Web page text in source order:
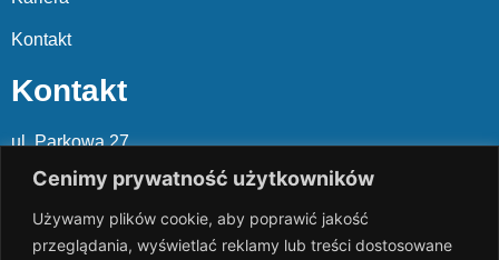
Cenimy prywatność użytkowników
Używamy plików cookie, aby poprawić jakość
przeglądania, wyświetlać reklamy lub treści dostosowane
Kontakt
Kontakt
ul. Parkowa 27
05-120 Legionowo
Mail: slalp@slalp.com.pl
Telefon: 732 86 6 667 | 731 466 667